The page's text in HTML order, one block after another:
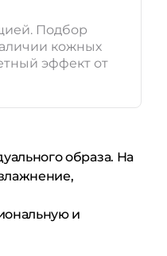
Подбор
кожных
эффект от
образа. На
и